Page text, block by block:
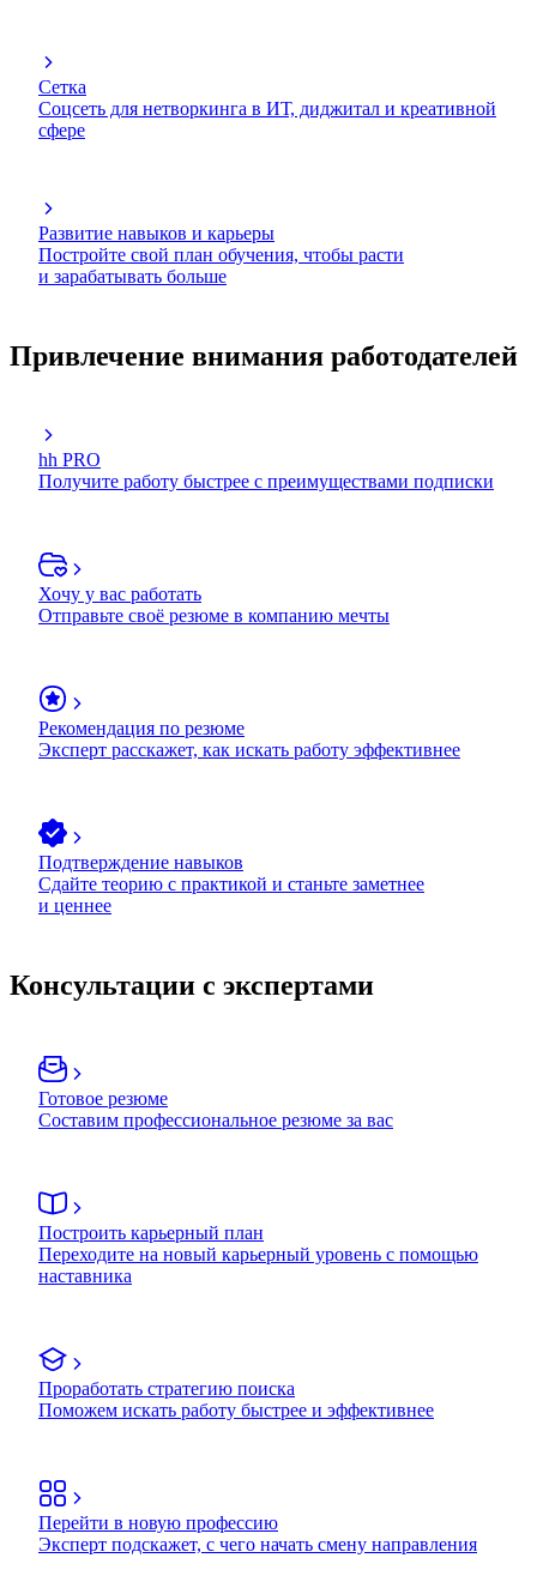
Сетка
Соцсеть для нетворкинга в ИТ, диджитал и креативной
сфере
Развитие навыков и карьеры
Постройте свой план обучения, чтобы расти
и зарабатывать больше
Привлечение внимания работодателей
hh PRO
Получите работу быстрее с преимуществами подписки
Хочу у вас работать
Отправьте своё резюме в компанию мечты
Рекомендация по резюме
Эксперт расскажет, как искать работу эффективнее
Подтверждение навыков
Сдайте теорию с практикой и станьте заметнее
и ценнее
Консультации с экспертами
Готовое резюме
Составим профессиональное резюме за вас
Построить карьерный план
Переходите на новый карьерный уровень с помощью
наставника
Проработать стратегию поиска
Поможем искать работу быстрее и эффективнее
Перейти в новую профессию
Эксперт подскажет, с чего начать смену направления